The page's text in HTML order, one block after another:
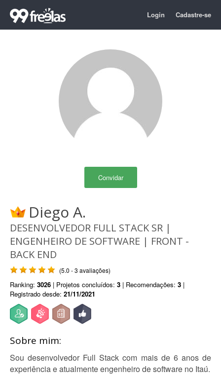
Login Cadastre-se
Convidar
Diego A.
DESENVOLVEDOR FULL STACK SR |
ENGENHEIRO DE SOFTWARE | FRONT -
BACK END
(5.0 - 3 avaliações)
Ranking: 3026 | Projetos concluídos: 3 | Recomendações: 3 |
Registrado desde: 21/11/2021
Sobre mim:
Sou desenvolvedor Full Stack com mais de 6 anos de
experiência e atualmente engenheiro de software no Itaú.